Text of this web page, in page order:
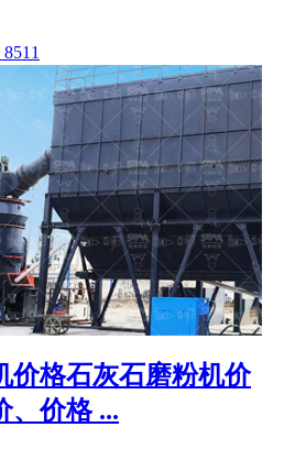
价格石灰石磨粉机价
、价格 ...